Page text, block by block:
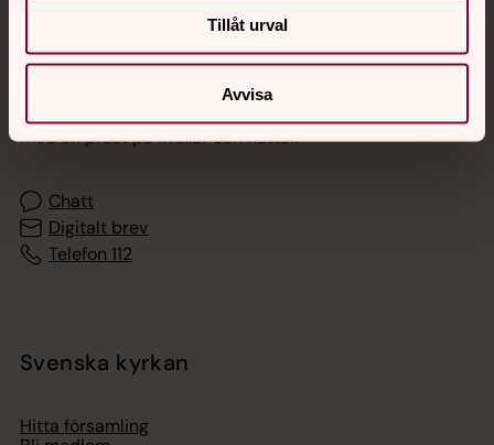
Tillåt urval
Avvisa
Jourhavande präst
med en präst på kvällar och nätter.
Chatt
Digitalt brev
Telefon 112
Svenska kyrkan
Hitta församling